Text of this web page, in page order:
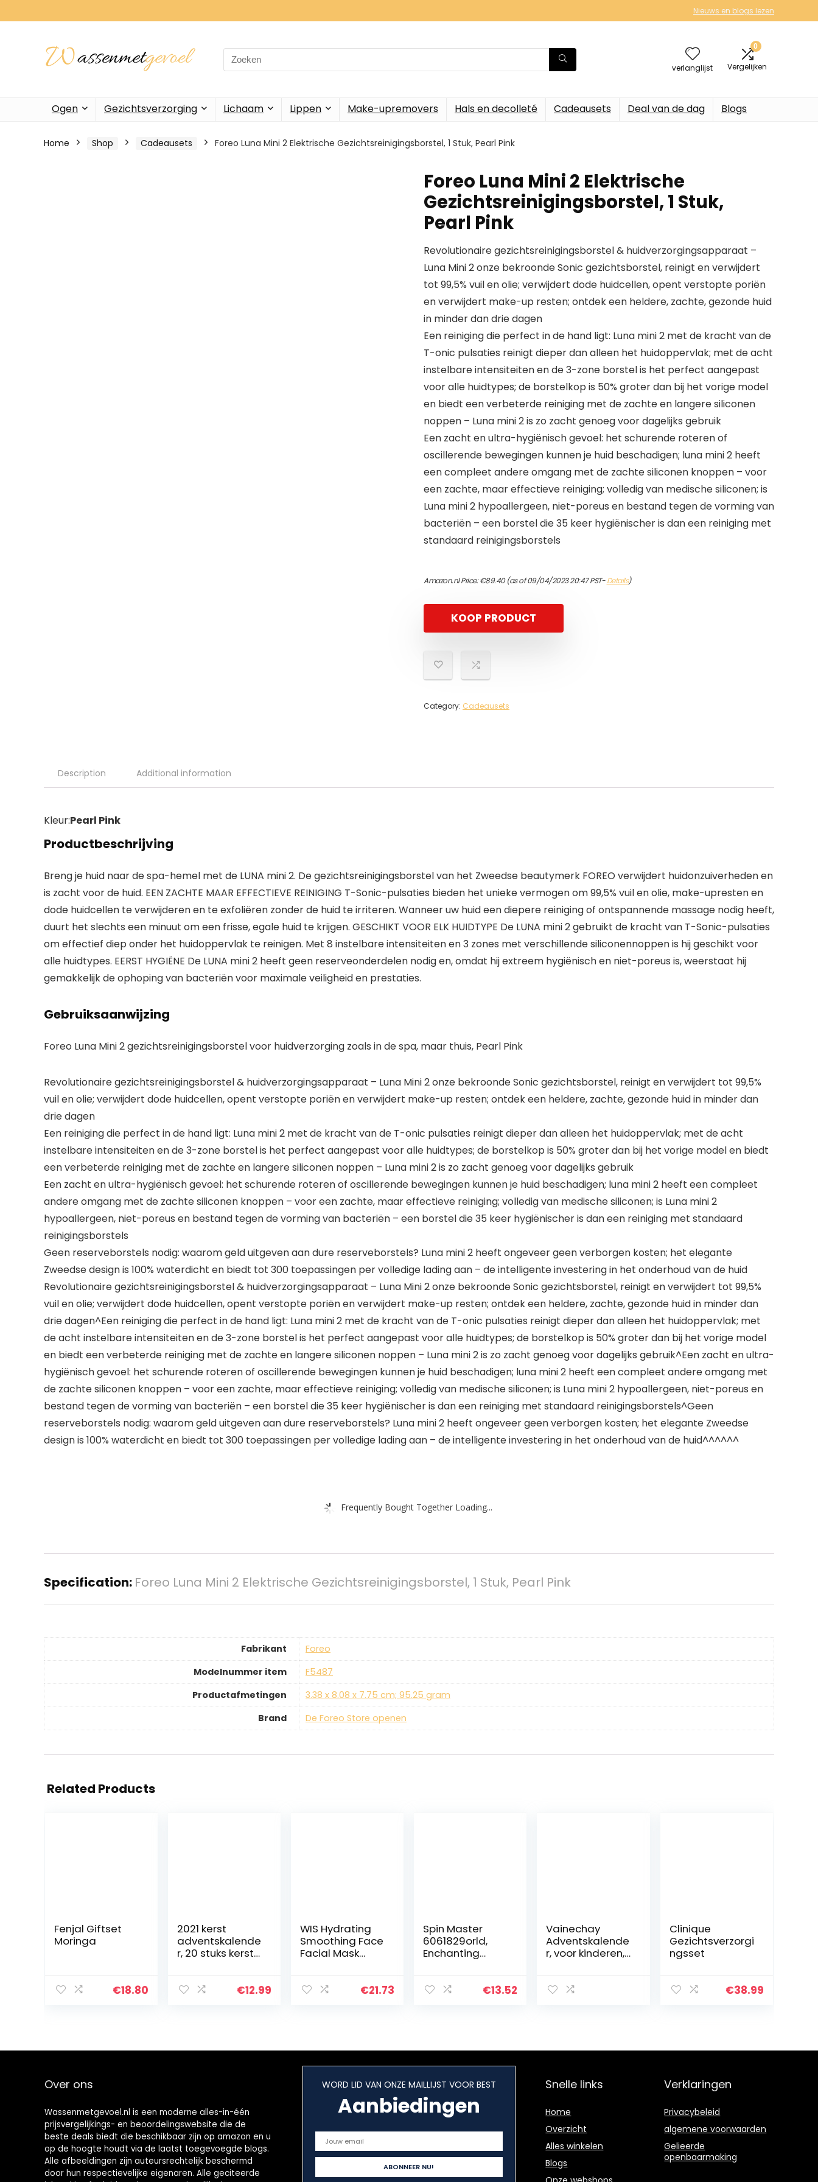
Nieuws en blogs lezen
Search
for:
verlanglijst
0
Vergelijken
Ogen Gezichtsverzorging Lichaam Lippen Make-upremovers Hals en decolleté Cadeausets Deal van de dag Blogs
Home Shop Cadeausets Foreo Luna Mini 2 Elektrische Gezichtsreinigingsborstel, 1 Stuk, Pearl Pink
Foreo Luna Mini 2 Elektrische
Gezichtsreinigingsborstel, 1 Stuk,
Pearl Pink
Revolutionaire gezichtsreinigingsborstel & huidverzorgingsapparaat –
Luna Mini 2 onze bekroonde Sonic gezichtsborstel, reinigt en verwijdert
tot 99,5% vuil en olie; verwijdert dode huidcellen, opent verstopte poriën
en verwijdert make-up resten; ontdek een heldere, zachte, gezonde huid
in minder dan drie dagen
Een reiniging die perfect in de hand ligt: Luna mini 2 met de kracht van de
T-onic pulsaties reinigt dieper dan alleen het huidoppervlak; met de acht
instelbare intensiteiten en de 3-zone borstel is het perfect aangepast
voor alle huidtypes; de borstelkop is 50% groter dan bij het vorige model
en biedt een verbeterde reiniging met de zachte en langere siliconen
noppen – Luna mini 2 is zo zacht genoeg voor dagelijks gebruik
Een zacht en ultra-hygiënisch gevoel: het schurende roteren of
oscillerende bewegingen kunnen je huid beschadigen; luna mini 2 heeft
een compleet andere omgang met de zachte siliconen knoppen – voor
een zachte, maar effectieve reiniging; volledig van medische siliconen; is
Luna mini 2 hypoallergeen, niet-poreus en bestand tegen de vorming van
bacteriën – een borstel die 35 keer hygiënischer is dan een reiniging met
standaard reinigingsborstels
Amazon.nl Price:€89.40(as of 09/04/2023 20:47 PST-Details)
KOOP PRODUCT
Category: Cadeausets
Description Additional information
Kleur:Pearl Pink
Productbeschrijving
Breng je huid naar de spa-hemel met de LUNA mini 2. De gezichtsreinigingsborstel van het Zweedse beautymerk FOREO verwijdert huidonzuiverheden en
is zacht voor de huid. EEN ZACHTE MAAR EFFECTIEVE REINIGING T-Sonic-pulsaties bieden het unieke vermogen om 99,5% vuil en olie, make-upresten en
dode huidcellen te verwijderen en te exfoliëren zonder de huid te irriteren. Wanneer uw huid een diepere reiniging of ontspannende massage nodig heeft,
duurt het slechts een minuut om een ​​frisse, egale huid te krijgen. GESCHIKT VOOR ELK HUIDTYPE De LUNA mini 2 gebruikt de kracht van T-Sonic-pulsaties
om effectief diep onder het huidoppervlak te reinigen. Met 8 instelbare intensiteiten en 3 zones met verschillende siliconennoppen is hij geschikt voor
alle huidtypes. EERST HYGIËNE De LUNA mini 2 heeft geen reserveonderdelen nodig en, omdat hij extreem hygiënisch en niet-poreus is, weerstaat hij
gemakkelijk de ophoping van bacteriën voor maximale veiligheid en prestaties.
Gebruiksaanwijzing
Foreo Luna Mini 2 gezichtsreinigingsborstel voor huidverzorging zoals in de spa, maar thuis, Pearl Pink
Revolutionaire gezichtsreinigingsborstel & huidverzorgingsapparaat – Luna Mini 2 onze bekroonde Sonic gezichtsborstel, reinigt en verwijdert tot 99,5%
vuil en olie; verwijdert dode huidcellen, opent verstopte poriën en verwijdert make-up resten; ontdek een heldere, zachte, gezonde huid in minder dan
drie dagen
Een reiniging die perfect in de hand ligt: Luna mini 2 met de kracht van de T-onic pulsaties reinigt dieper dan alleen het huidoppervlak; met de acht
instelbare intensiteiten en de 3-zone borstel is het perfect aangepast voor alle huidtypes; de borstelkop is 50% groter dan bij het vorige model en biedt
een verbeterde reiniging met de zachte en langere siliconen noppen – Luna mini 2 is zo zacht genoeg voor dagelijks gebruik
Een zacht en ultra-hygiënisch gevoel: het schurende roteren of oscillerende bewegingen kunnen je huid beschadigen; luna mini 2 heeft een compleet
andere omgang met de zachte siliconen knoppen – voor een zachte, maar effectieve reiniging; volledig van medische siliconen; is Luna mini 2
hypoallergeen, niet-poreus en bestand tegen de vorming van bacteriën – een borstel die 35 keer hygiënischer is dan een reiniging met standaard
reinigingsborstels
Geen reserveborstels nodig: waarom geld uitgeven aan dure reserveborstels? Luna mini 2 heeft ongeveer geen verborgen kosten; het elegante
Zweedse design is 100% waterdicht en biedt tot 300 toepassingen per volledige lading aan – de intelligente investering in het onderhoud van de huid
Revolutionaire gezichtsreinigingsborstel & huidverzorgingsapparaat – Luna Mini 2 onze bekroonde Sonic gezichtsborstel, reinigt en verwijdert tot 99,5%
vuil en olie; verwijdert dode huidcellen, opent verstopte poriën en verwijdert make-up resten; ontdek een heldere, zachte, gezonde huid in minder dan
drie dagen^Een reiniging die perfect in de hand ligt: Luna mini 2 met de kracht van de T-onic pulsaties reinigt dieper dan alleen het huidoppervlak; met
de acht instelbare intensiteiten en de 3-zone borstel is het perfect aangepast voor alle huidtypes; de borstelkop is 50% groter dan bij het vorige model
en biedt een verbeterde reiniging met de zachte en langere siliconen noppen – Luna mini 2 is zo zacht genoeg voor dagelijks gebruik^Een zacht en ultra-
hygiënisch gevoel: het schurende roteren of oscillerende bewegingen kunnen je huid beschadigen; luna mini 2 heeft een compleet andere omgang met
de zachte siliconen knoppen – voor een zachte, maar effectieve reiniging; volledig van medische siliconen; is Luna mini 2 hypoallergeen, niet-poreus en
bestand tegen de vorming van bacteriën – een borstel die 35 keer hygiënischer is dan een reiniging met standaard reinigingsborstels^Geen
reserveborstels nodig: waarom geld uitgeven aan dure reserveborstels? Luna mini 2 heeft ongeveer geen verborgen kosten; het elegante Zweedse
design is 100% waterdicht en biedt tot 300 toepassingen per volledige lading aan – de intelligente investering in het onderhoud van de huid^^^^^^
Frequently Bought Together Loading...
Specification: Foreo Luna Mini 2 Elektrische Gezichtsreinigingsborstel, 1 Stuk, Pearl Pink
Fabrikant
‎Foreo
Modelnummer item
‎F5487
Productafmetingen
‎3.38 x 8.08 x 7.75 cm; 95.25 gram
Brand
De Foreo Store openen
Related Products
Fenjal Giftset
Moringa
€18.80
2021 kerst
adventskalende
r, 20 stuks kerst
natuurlijk kristal
€12.99
WIS Hydrating
Smoothing Face
Facial Mask
Acid,Deeply €21.73
Spin Master
6061829orld,
Enchanting
Potter Owl met
€13.52
Vainechay
Adventskalende
r, voor kinderen,
Clinique
Gezichtsverzorgi
ngsset
€38.99
Over ons
Wassenmetgevoel.nl is een moderne alles-in-één
prijsvergelijkings- en beoordelingswebsite die de
beste deals biedt die beschikbaar zijn op amazon en u
op de hoogte houdt via de laatst toegevoegde blogs.
Alle afbeeldingen zijn auteursrechtelijk beschermd
door hun respectievelijke eigenaren. Alle geciteerde
WORD LID VAN ONZE MAILLIJST VOOR BEST
Aanbiedingen
Snelle links
Home
Overzicht
Alles winkelen
Blogs
Verklaringen
Privacybeleid
algemene voorwaarden
Gelieerde
openbaarmaking